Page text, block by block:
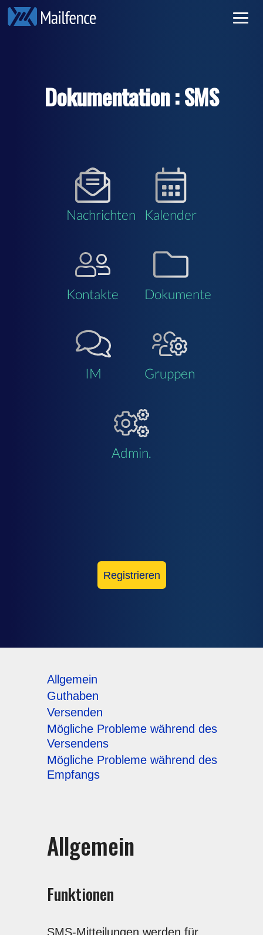
Dokumentation : SMS
Nachrichten Kalender
Kontakte Dokumente
IM Gruppen
Admin.
Registrieren
Allgemein
Guthaben
Versenden
Mögliche Probleme während des
Versendens
Mögliche Probleme während des
Empfangs
Allgemein
Funktionen
SMS-Mitteilungen werden für